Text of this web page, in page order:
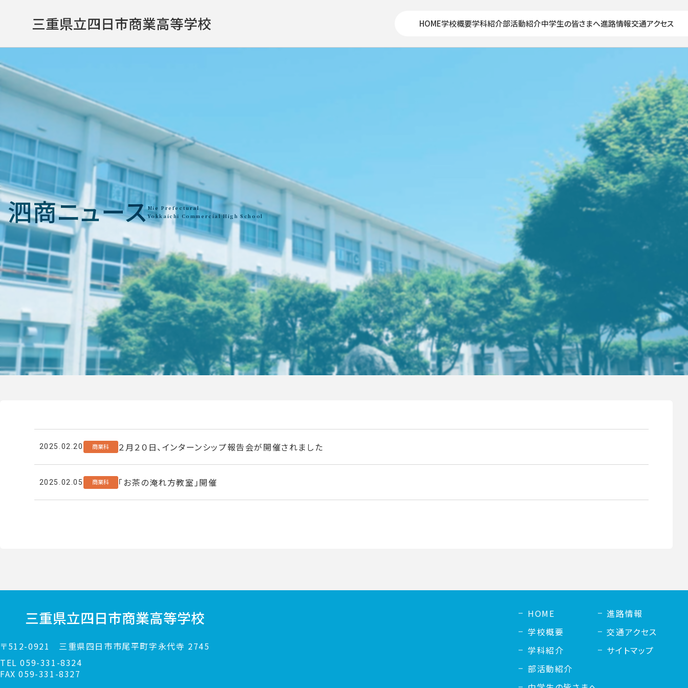
三重県立四日市商業高等学校 HOME学校概要学科紹介部活動紹介中学生の皆さまへ進路情報交通アクセス
泗商ニュース
2025.02.20 商業科 ２月２０日、インターンシップ報告会が開催されました
2025.02.05 商業科 「お茶の淹れ方教室」開催
三重県立四日市商業高等学校
〒512-0921
三重県四日市市尾平町字永代寺 2745
TEL059-331-8324
FAX 059-331-8327
HOME
学校概要
学科紹介
部活動紹介
進路情報
交通アクセス
サイトマップ